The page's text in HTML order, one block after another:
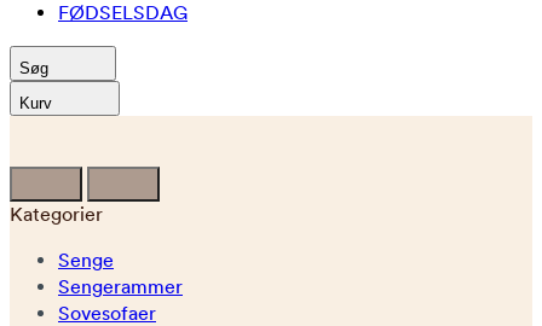
FØDSELSDAG
Søg
Kurv
Kategorier
Senge
Sengerammer
Sovesofaer